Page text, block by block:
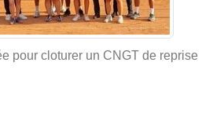
pour cloturer un CNGT de reprise